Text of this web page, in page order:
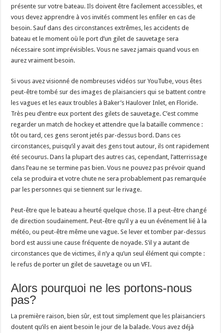
présente sur votre bateau. Ils doivent être facilement accessibles, et
vous devez apprendre à vos invités comment les enfiler en cas de
besoin. Sauf dans des circonstances extrêmes, les accidents de
bateau et le moment où le port d’un gilet de sauvetage sera
nécessaire sont imprévisibles. Vous ne savez jamais quand vous en
aurez vraiment besoin.
Si vous avez visionné de nombreuses vidéos sur YouTube, vous êtes
peut-être tombé sur des images de plaisanciers qui se battent contre
les vagues et les eaux troubles à Baker’s Haulover Inlet, en Floride.
Très peu d’entre eux portent des gilets de sauvetage. C’est comme
regarder un match de hockey et attendre que la bataille commence :
tôt ou tard, ces gens seront jetés par-dessus bord. Dans ces
circonstances, puisqu’il y avait des gens tout autour, ils ont rapidement
été secourus. Dans la plupart des autres cas, cependant, l’atterrissage
dans l’eau ne se termine pas bien. Vous ne pouvez pas prévoir quand
cela se produira et votre chute ne sera probablement pas remarquée
par les personnes qui se tiennent sur le rivage.
Peut-être que le bateau a heurté quelque chose. Il a peut-être changé
de direction soudainement. Peut-être qu’il y a eu un événement lié à la
météo, ou peut-être même une vague. Se lever et tomber par-dessus
bord est aussi une cause fréquente de noyade. S’il y a autant de
circonstances que de victimes, il n’y a qu’un seul élément qui compte :
le refus de porter un gilet de sauvetage ou un VFI.
Alors pourquoi ne les portons-nous
pas?
La première raison, bien sûr, est tout simplement que les plaisanciers
doutent qu’ils en aient besoin le jour de la balade. Vous avez déjà